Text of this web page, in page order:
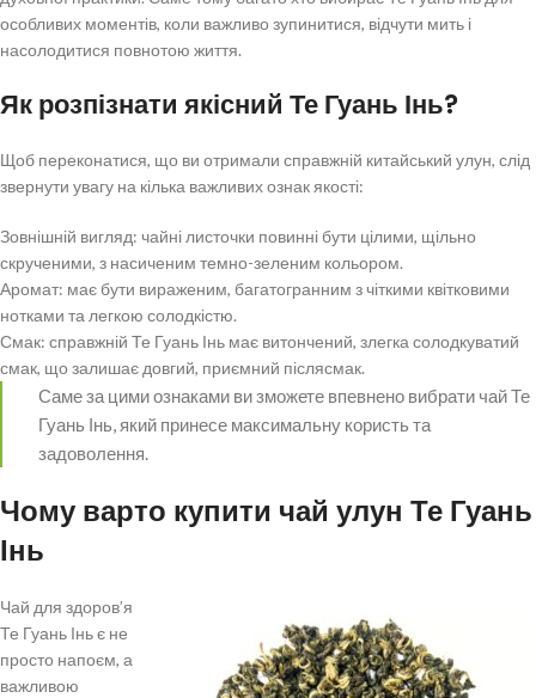
особливих моментів, коли важливо зупинитися, відчути мить і
насолодитися повнотою життя.
Як розпізнати якісний Те Гуань Інь?
Щоб переконатися, що ви отримали справжній китайський улун, слід
звернути увагу на кілька важливих ознак якості:
Зовнішній вигляд: чайні листочки повинні бути цілими, щільно
скрученими, з насиченим темно-зеленим кольором.
Аромат: має бути вираженим, багатогранним з чіткими квітковими
нотками та легкою солодкістю.
Смак: справжній Те Гуань Інь має витончений, злегка солодкуватий
смак, що залишає довгий, приємний післясмак.
Саме за цими ознаками ви зможете впевнено вибрати чай Те
Гуань Інь, який принесе максимальну користь та
задоволення.
Чому варто купити чай улун Те Гуань
Інь
Чай для здоров’я
Те Гуань Інь є не
просто напоєм, а
важливою